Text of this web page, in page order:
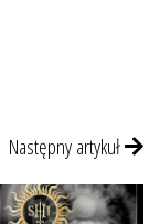
Następny artykuł